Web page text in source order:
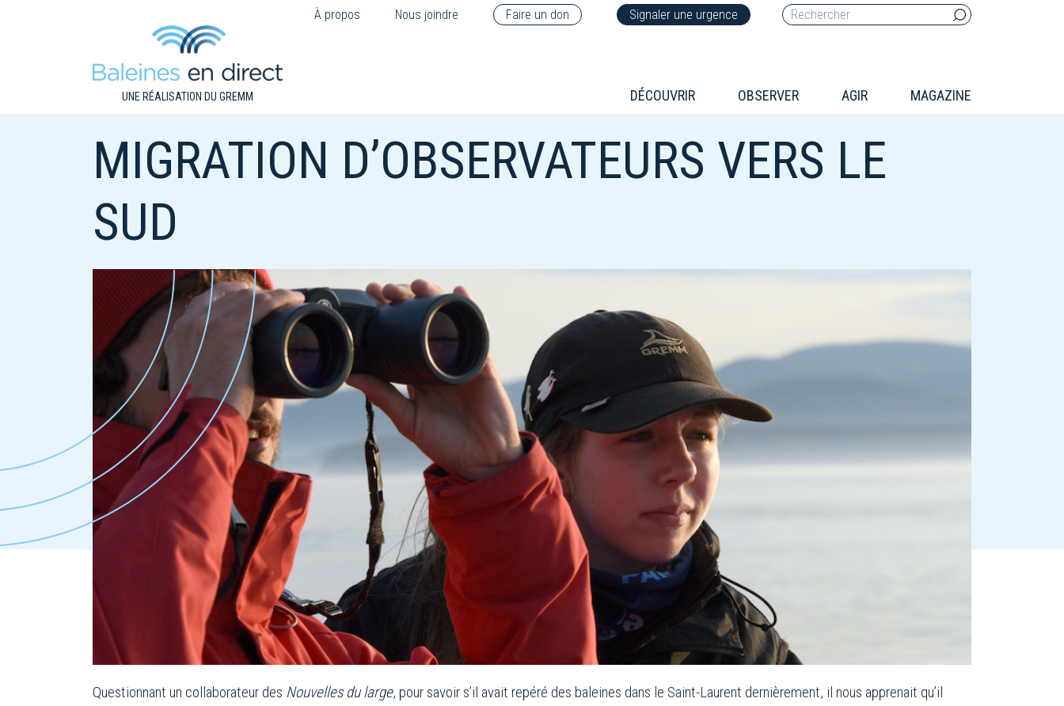
À propos Nous joindre Faire un don Signaler une urgence
UNE RÉALISATION DU GREMM DÉCOUVRIR OBSERVER AGIR MAGAZINE
MIGRATION D’OBSERVATEURS VERS LE
SUD
Questionnant un collaborateur des Nouvelles du large, pour savoir s’il avait repéré des baleines dans le Saint-Laurent dernièrement, il nous apprenait qu’il